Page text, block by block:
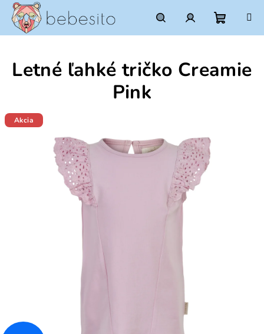
Prejsť
obsah
HľadaťPrihlásenie
košík
Letné ľahké tričko Creamie
Pink
Akcia